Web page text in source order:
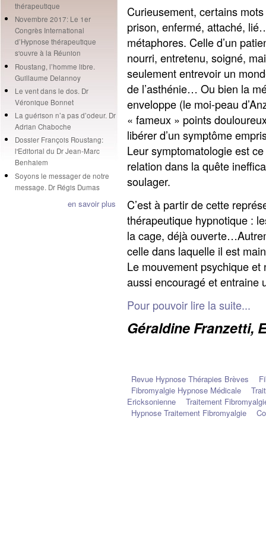
thérapeutique
Novembre 2017: Le 1er
Congrès International
d’Hypnose thérapeutique
s'ouvre à la Réunion
Roustang, l’homme libre.
Guillaume Delannoy
Le vent dans le dos. Dr
Véronique Bonnet
La guérison n’a pas d’odeur. Dr
Adrian Chaboche
Dossier François Roustang:
l'Editorial du Dr Jean-Marc
Benhaiem
Soyons le messager de notre
message. Dr Régis Dumas
en savoir plus
Curieusement, certains
prison, enfermé, attaché,
métaphores. Celle d’un
nourri, entretenu, soigné,
seulement entrevoir un
de l’asthénie… Ou bien la
enveloppe (le moi-peau
« fameux » points
libérer d’un symptôme
Leur symptomatologie est
relation dans la quête
soulager.
C’est à partir de cette
thérapeutique hypnotique :
la cage, déjà
celle dans laquelle il est
Le mouvement psychique
aussi encouragé et entraine
Pour pouvoir lire la suite...
Géraldine Franzetti,
Revue Hypnose Thérapies Brèves
Fibromyalgie Hypnose Médicale
Ericksonienne
Traitement
Hypnose Traitement Fibromyalgie